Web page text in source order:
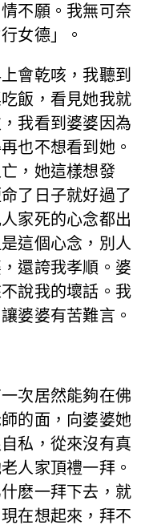
不願。我無可奈
女德」。
會乾咳，我聽到
飯，看見她我就
我看到婆婆因為
也不想看到她。
，她這樣想發
了日子就好過了
家死的心念都出
這個心念，別人
還誇我孝順。婆
說我的壞話。我
婆婆有苦難言。
次居然能夠在佛
的面，向婆婆她
私，從來沒有真
人家頂禮一拜。
麽一拜下去，就
在想起來，拜不